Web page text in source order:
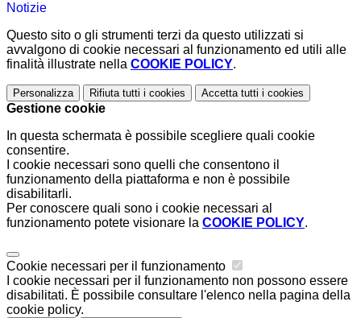
Notizie
Questo sito o gli strumenti terzi da questo utilizzati si
avvalgono di cookie necessari al funzionamento ed utili alle
finalità illustrate nella COOKIE POLICY.
Personalizza Rifiuta tutti i cookies Accetta tutti i cookies
Gestione cookie
In questa schermata è possibile scegliere quali cookie
consentire.
I cookie necessari sono quelli che consentono il
funzionamento della piattaforma e non è possibile
disabilitarli.
Per conoscere quali sono i cookie necessari al
funzionamento potete visionare la COOKIE POLICY.
Cookie necessari per il funzionamento
I cookie necessari per il funzionamento non possono essere
disabilitati. È possibile consultare l'elenco nella pagina della
cookie policy.